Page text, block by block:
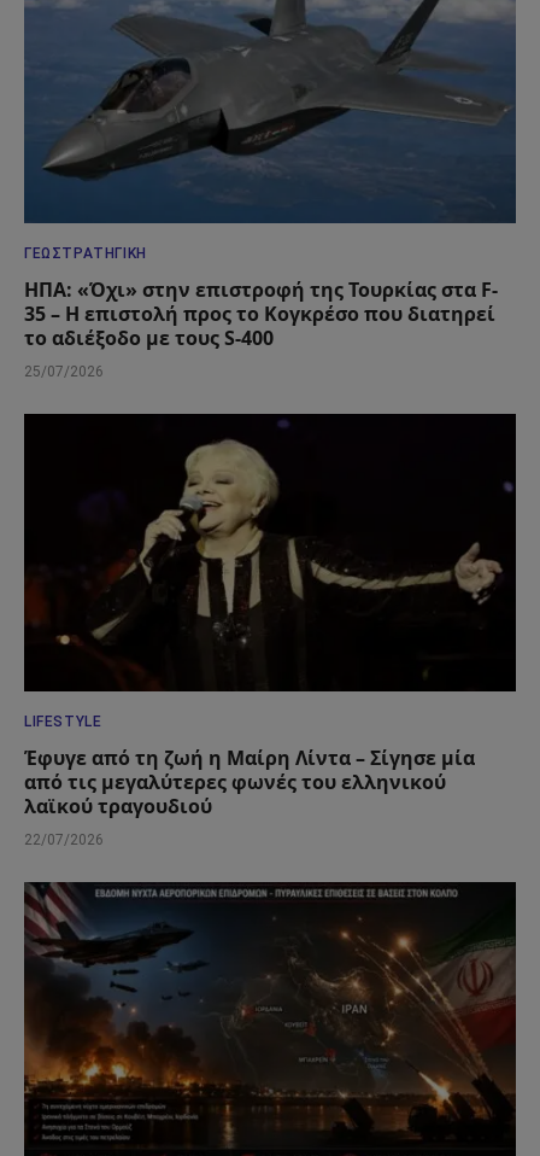
ΓΕΩΣΤΡΑΤΗΓΙΚΉ
ΗΠΑ: «Όχι» στην επιστροφή της Τουρκίας στα F-
35 – Η επιστολή προς το Κογκρέσο που διατηρεί
το αδιέξοδο με τους S-400
25/07/2026
LIFESTYLE
Έφυγε από τη ζωή η Μαίρη Λίντα – Σίγησε μία
από τις μεγαλύτερες φωνές του ελληνικού
λαϊκού τραγουδιού
22/07/2026